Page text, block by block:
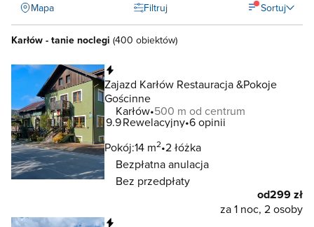
Mapa Filtruj Sortuj
Karłów - tanie noclegi (400 obiektów)
Zajazd Karłów Restauracja &Pokoje
Gościnne
Karłów 500 m od centrum
9.9Rewelacyjny 6 opinii
Pokój:14 m2 2 łóżka
Bezpłatna anulacja
Bez przedpłaty
od299 zł
za 1 noc, 2 osoby